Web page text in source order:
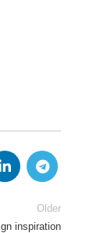
Older
inspiration